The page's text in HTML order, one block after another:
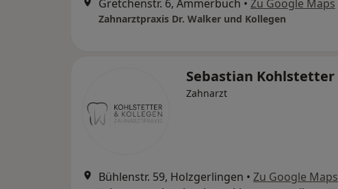
Gretchenstr. 6, Ammerbuch • Zu Google Maps
Zahnarztpraxis Dr. Walker und Kollegen
Sebastian Kohlstetter
Zahnarzt
Bühlenstr. 59, Holzgerlingen • Zu Google Maps